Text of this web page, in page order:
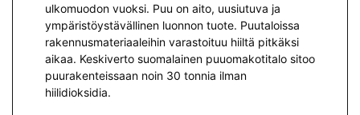
ulkomuodon vuoksi. Puu on aito, uusiutuva ja
ympäristöystävällinen luonnon tuote. Puutaloissa
rakennusmateriaaleihin varastoituu hiiltä pitkäksi
aikaa. Keskiverto suomalainen puuomakotitalo sitoo
puurakenteissaan noin 30 tonnia ilman
hiilidioksidia.